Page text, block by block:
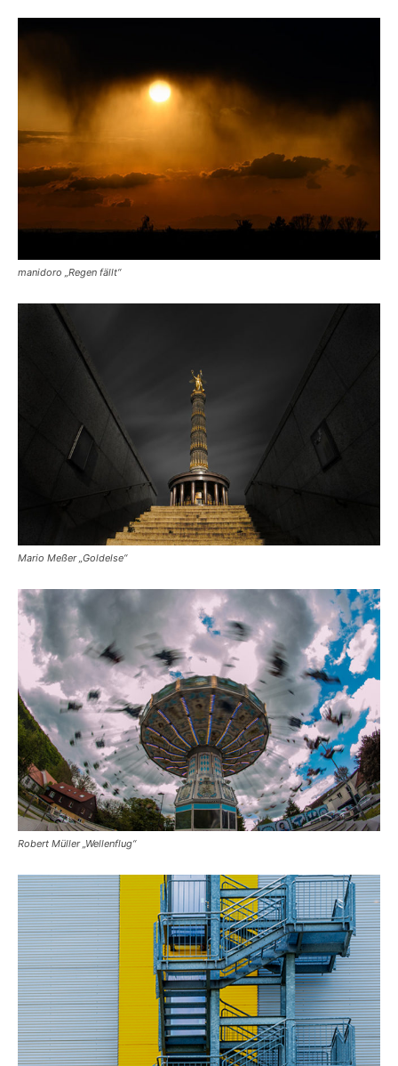
manidoro „Regen fällt“
Mario Meßer „Goldelse“
Robert Müller „Wellenflug“